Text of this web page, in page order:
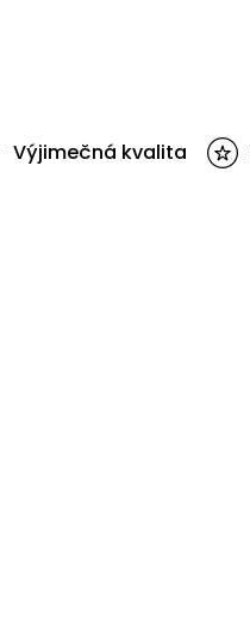
Výjimečná kvalita